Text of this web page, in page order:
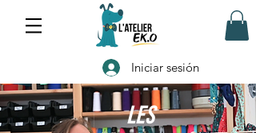
Iniciar sesión
Les